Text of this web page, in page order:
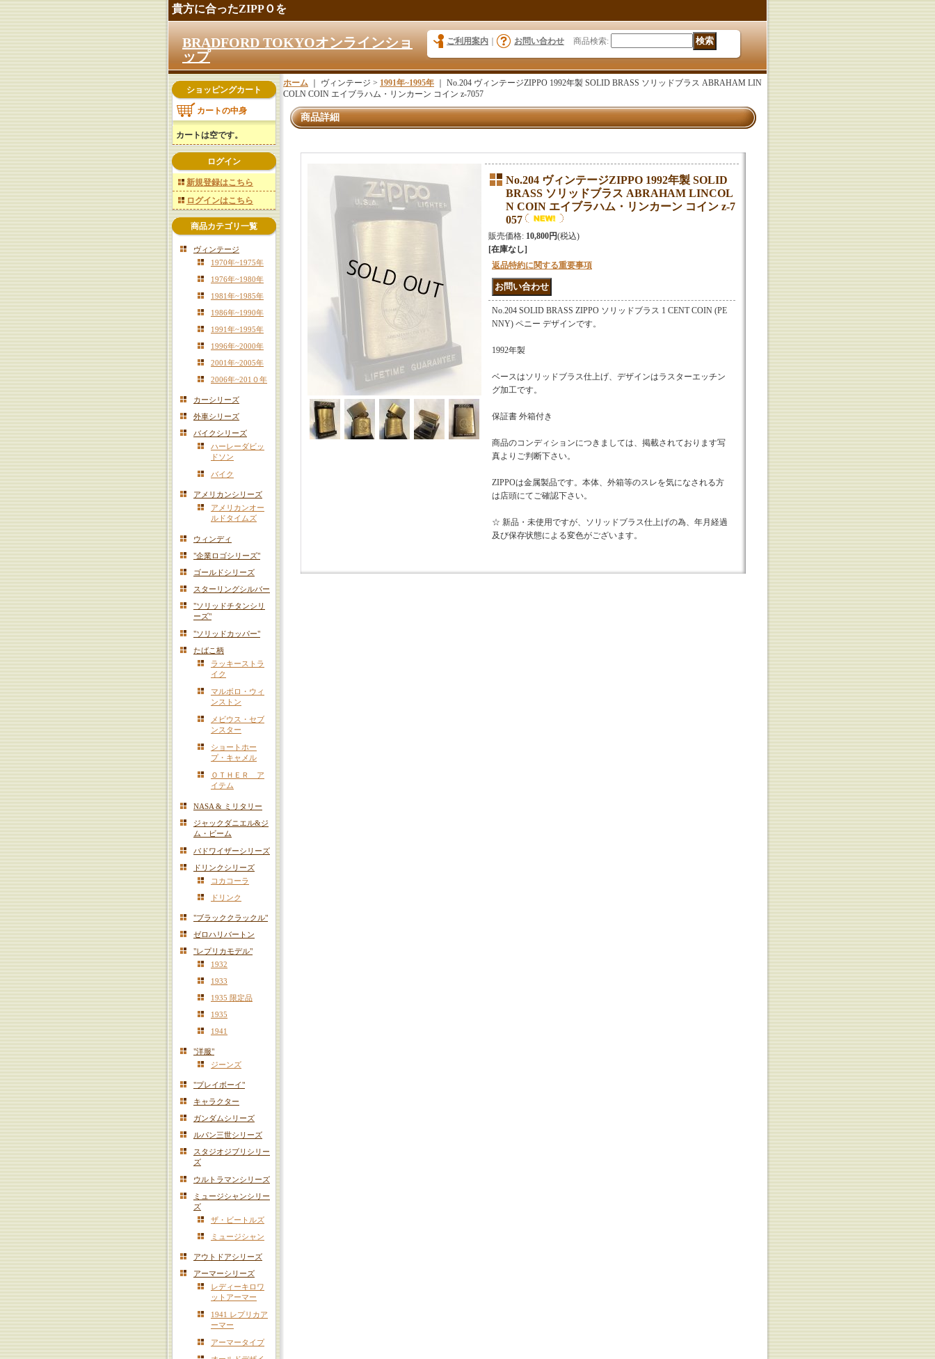
貴方に合ったZIPPＯを
BRADFORD TOKYOオンラインショ
ップ
ご利用案内 お問い合わせ 商品検索:
ショッピングカート
カートの中身
カートは空です。
ログイン
新規登録はこちら
ログインはこちら
商品カテゴリ一覧
ヴィンテージ
1970年~1975年
1976年~1980年
1981年~1985年
1986年~1990年
1991年~1995年
1996年~2000年
2001年~2005年
2006年~201０年
カーシリーズ
外車シリーズ
バイクシリーズ
ハーレーダビッ
ドソン
バイク
アメリカンシリーズ
アメリカンオー
ルドタイムズ
ウィンディ
"企業ロゴシリーズ"
ゴールドシリーズ
スターリングシルバー
"ソリッドチタンシリ
ーズ"
"ソリッドカッパー"
たばこ柄
ラッキーストラ
イク
マルボロ・ウィ
ンストン
メビウス・セブ
ンスター
ショートホー
プ・キャメル
ＯＴＨＥＲ ア
イテム
NASA & ミリタリー
ジャックダニエル&ジ
ム・ビーム
バドワイザーシリーズ
ドリンクシリーズ
コカコーラ
ドリンク
"ブラッククラックル"
ゼロハリバートン
"レプリカモデル"
1932
1933
1935 限定品
1935
1941
"洋服"
ジーンズ
"プレイボーイ"
キャラクター
ガンダムシリーズ
ルパン三世シリーズ
スタジオジブリシリー
ズ
ウルトラマンシリーズ
ミュージシャンシリー
ズ
ザ・ビートルズ
ミュージシャン
アウトドアシリーズ
アーマーシリーズ
レディーキロワ
ットアーマー
1941 レプリカア
ーマー
アーマータイプ
ホーム ｜ ヴィンテージ > 1991年~1995年
No.204 ヴィンテージZIPPO 1992年製 SOLID BRASS ソリッドブラス ABRAHAM LIN
COLN COIN エイブラハム・リンカーン コイン z-7057
商品詳細
No.204 ヴィンテージZIPPO 1992年製 SOLID
BRASS ソリッドブラス ABRAHAM LINCOL
N COIN エイブラハム・リンカーン コイン z-7
057
販売価格: 10,800円(税込)
[在庫なし]
返品特約に関する重要事項
No.204 SOLID BRASS ZIPPO ソリッドブラス 1 CENT COIN (PE
NNY) ペニー デザインです。
1992年製
ベースはソリッドブラス仕上げ、デザインはラスターエッチン
グ加工です。
保証書 外箱付き
商品のコンディションにつきましては、掲載されております写
真よりご判断下さい。
ZIPPOは金属製品です。本体、外箱等のスレを気になされる方
は店頭にてご確認下さい。
☆ 新品・未使用ですが、ソリッドブラス仕上げの為、年月経過
及び保存状態による変色がございます。